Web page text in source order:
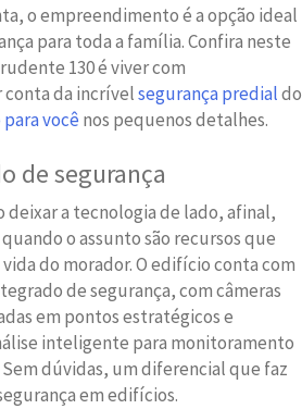
o empreendimento é a opção ideal
para toda a família. Confira neste
130 é viver com
da incrívelsegurança predialdo
você nos pequenos detalhes.
de segurança
deixar a tecnologia de lado, afinal,
o assunto são recursos que
do morador. O edifício conta com
de segurança, com câmeras
em pontos estratégicos e
inteligente para monitoramento
Sem dúvidas, um diferencial que faz
em edifícios.